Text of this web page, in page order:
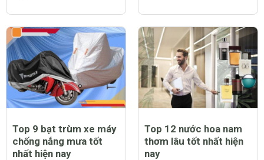
Top 9 bạt trùm xe máy
chống nắng mưa tốt
nhất hiện nay
Top 12 nước hoa nam
thơm lâu tốt nhất hiện
nay